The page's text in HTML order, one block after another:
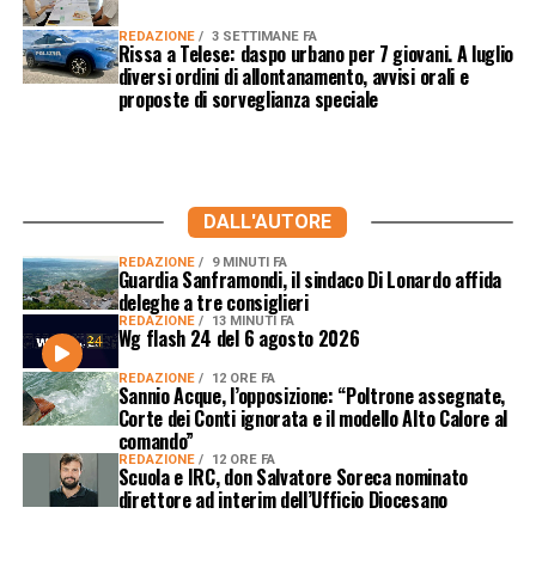
REDAZIONE 3 SETTIMANE FA
Rissa a Telese: daspo urbano per 7 giovani. A luglio
diversi ordini di allontanamento, avvisi orali e
proposte di sorveglianza speciale
DALL'AUTORE
REDAZIONE 9 MINUTI FA
Guardia Sanframondi, il sindaco Di Lonardo affida
deleghe a tre consiglieri
REDAZIONE 13 MINUTI FA
Wg flash 24 del 6 agosto 2026
REDAZIONE 12 ORE FA
Sannio Acque, l’opposizione: “Poltrone assegnate,
Corte dei Conti ignorata e il modello Alto Calore al
comando”
REDAZIONE 12 ORE FA
Scuola e IRC, don Salvatore Soreca nominato
direttore ad interim dell’Ufficio Diocesano